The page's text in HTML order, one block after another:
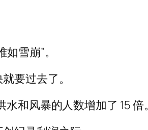
雪崩”。
要过去了。
和风暴的人数增加了 15 倍。